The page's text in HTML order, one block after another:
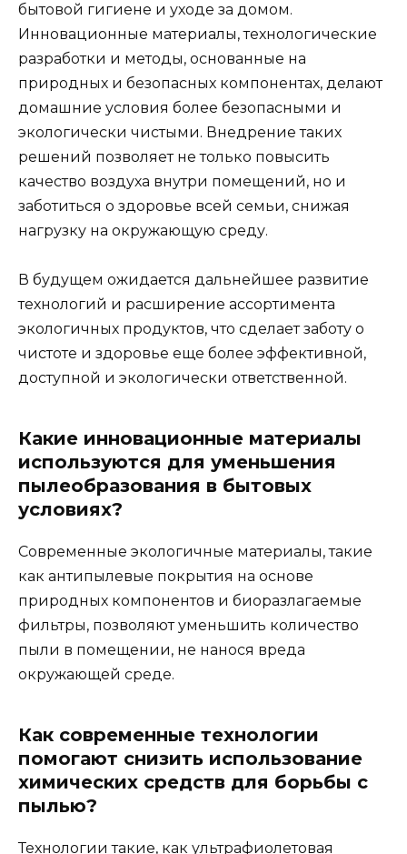
бытовой гигиене и уходе за домом.
Инновационные материалы, технологические
разработки и методы, основанные на
природных и безопасных компонентах, делают
домашние условия более безопасными и
экологически чистыми. Внедрение таких
решений позволяет не только повысить
качество воздуха внутри помещений, но и
заботиться о здоровье всей семьи, снижая
нагрузку на окружающую среду.
В будущем ожидается дальнейшее развитие
технологий и расширение ассортимента
экологичных продуктов, что сделает заботу о
чистоте и здоровье еще более эффективной,
доступной и экологически ответственной.
Какие инновационные материалы
используются для уменьшения
пылеобразования в бытовых
условиях?
Современные экологичные материалы, такие
как антипылевые покрытия на основе
природных компонентов и биоразлагаемые
фильтры, позволяют уменьшить количество
пыли в помещении, не нанося вреда
окружающей среде.
Как современные технологии
помогают снизить использование
химических средств для борьбы с
пылью?
Технологии такие, как ультрафиолетовая